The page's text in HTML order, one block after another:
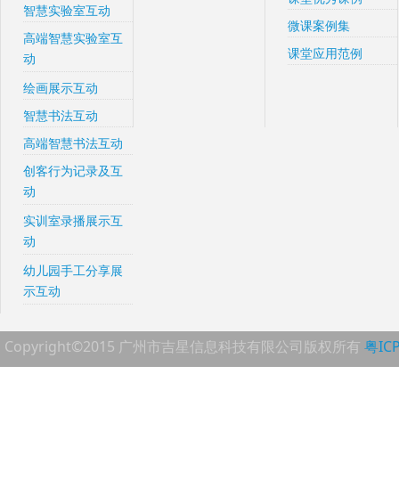
智慧实验室互动
高端智慧实验室互
动
绘画展示互动
智慧书法互动
高端智慧书法互动
创客行为记录及互
动
实训室录播展示互
动
幼儿园手工分享展
示互动
微课案例集
课堂应用范例
Copyright©2015 广州市吉星信息科技有限公司版权所有 粤